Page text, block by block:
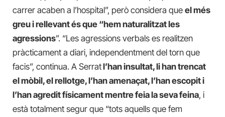
carrer acaben a l’hospital”, però considera que el més
greu i rellevant és que “hem naturalitzat les
agressions”. “Les agressions verbals es realitzen
pràcticament a diari, independentment del torn que
facis”, continua. A Serratl’han insultat, li han trencat
el mòbil, el rellotge, l’han amenaçat, l’han escopit i
l’han agredit físicament mentre feia la seva feina, i
està totalment segur que “tots aquells que fem